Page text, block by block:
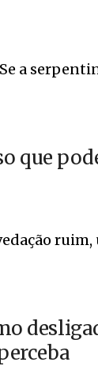
a
que